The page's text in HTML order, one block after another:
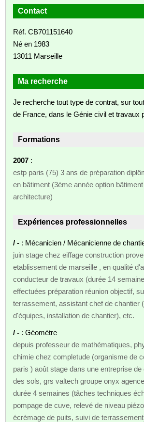
Contact
Réf. CB701151640
Né en 1983
13011 Marseille
Ma recherche
Je recherche tout type de contrat, sur
de France, dans le Génie civil et travaux
Formations
2007 :
estp paris (75) 3 ans de préparation
en bâtiment (3ème année option
architecture)
Expériences professionnelles
/ - : Mécanicien / Mécanicienne de
juin stage chez eiffage construction
etablissement de marseille , en qualité
conducteur de travaux (durée 14
effectuées préparation réunion objectif,
terrassement, assistant chef de chantier
d'équipes, installation de chantier), etc.
/ - : Géomètre
depuis professeur de mathématiques,
chimie chez completude (organisme de
paris ) août stage dans une entreprise de
des sols, grs valtech groupe onyx
durée 4 semaines (tâches techniques
pompage de cuve, relevé de niveau
écrémage de puits, suivi de